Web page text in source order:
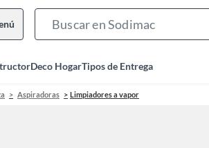
Deco HogarTipos de Entrega
Aspiradoras Limpiadores a vapor